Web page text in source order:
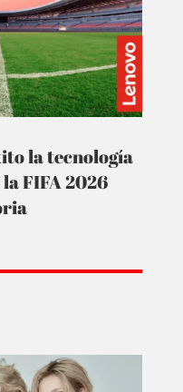
la tecnología
FIFA 2026